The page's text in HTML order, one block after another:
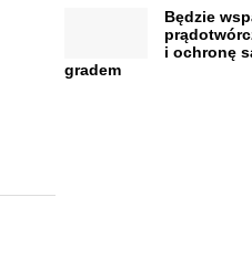
Będzie
i ochronę
gradem